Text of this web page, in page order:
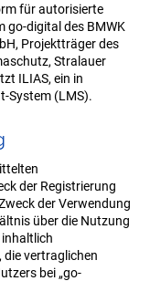
für autorisierte
go-digital des BMWK
Projektträger des
Stralauer
ILIAS, ein in
System (LMS).
der Registrierung
der Verwendung
über die Nutzung
inhaltlich
die vertraglichen
bei „go-